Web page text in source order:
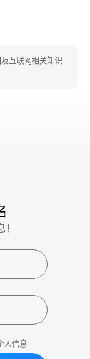
互联网相关知识
人信息